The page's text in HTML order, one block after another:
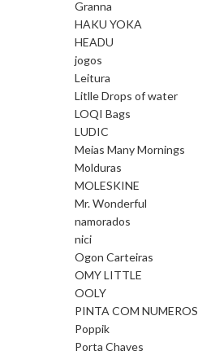
Granna
HAKU YOKA
HEADU
jogos
Leitura
Litlle Drops of water
LOQI Bags
LUDIC
Meias Many Mornings
Molduras
MOLESKINE
Mr. Wonderful
namorados
nici
Ogon Carteiras
OMY LITTLE
OOLY
PINTA COM NUMEROS
Poppik
Porta Chaves